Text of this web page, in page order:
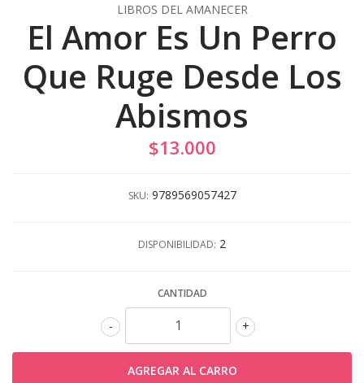
LIBROS DEL AMANECER
El Amor Es Un Perro
Que Ruge Desde Los
Abismos
$13.000
SKU: 9789569057427
DISPONIBILIDAD: 2
CANTIDAD
+
-